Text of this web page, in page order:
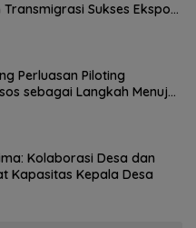
Transmigrasi Sukses Ekspor
Perluasan Piloting
sebagai Langkah Menuju
Kolaborasi Desa dan
Kapasitas Kepala Desa